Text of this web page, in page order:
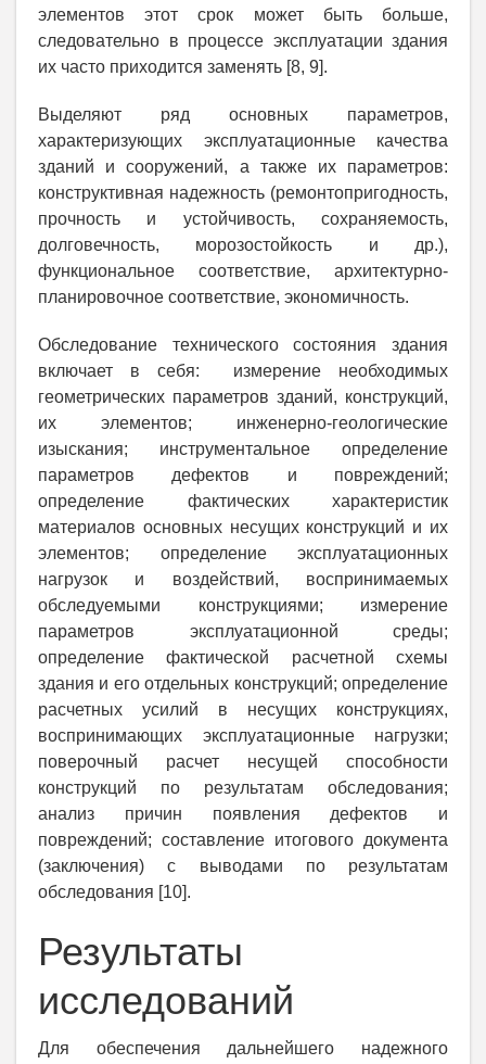
элементов этот срок может быть больше,
следовательно в процессе эксплуатации здания
их часто приходится заменять [8, 9].
Выделяют ряд основных параметров,
характеризующих эксплуатационные качества
зданий и сооружений, а также их параметров:
конструктивная надежность (ремонтопригодность,
прочность и устойчивость, сохраняемость,
долговечность, морозостойкость и др.),
функциональное соответствие, архитектурно-
планировочное соответствие, экономичность.
Обследование технического состояния здания
включает в себя: измерение необходимых
геометрических параметров зданий, конструкций,
их элементов; инженерно-геологические
изыскания; инструментальное определение
параметров дефектов и повреждений;
определение фактических характеристик
материалов основных несущих конструкций и их
элементов; определение эксплуатационных
нагрузок и воздействий, воспринимаемых
обследуемыми конструкциями; измерение
параметров эксплуатационной среды;
определение фактической расчетной схемы
здания и его отдельных конструкций; определение
расчетных усилий в несущих конструкциях,
воспринимающих эксплуатационные нагрузки;
поверочный расчет несущей способности
конструкций по результатам обследования;
анализ причин появления дефектов и
повреждений; составление итогового документа
(заключения) с выводами по результатам
обследования [10].
Результаты
исследований
Для обеспечения дальнейшего надежного